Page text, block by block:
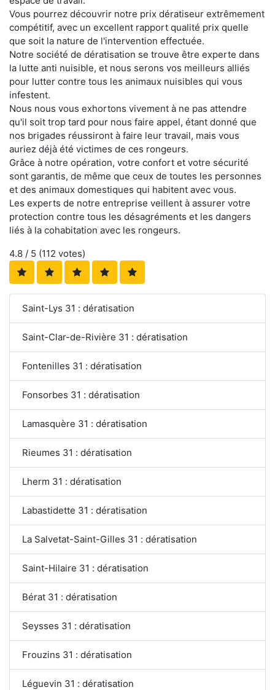
Vous pourrez découvrir notre prix dératiseur extrêmement
compétitif, avec un excellent rapport qualité prix quelle
que soit la nature de l'intervention effectuée.
Notre société de dératisation se trouve être experte dans
la lutte anti nuisible, et nous serons vos meilleurs alliés
pour lutter contre tous les animaux nuisibles qui vous
infestent.
Nous nous vous exhortons vivement à ne pas attendre
qu'il soit trop tard pour nous faire appel, étant donné que
nos brigades réussiront à faire leur travail, mais vous
auriez déjà été victimes de ces rongeurs.
Grâce à notre opération, votre confort et votre sécurité
sont garantis, de même que ceux de toutes les personnes
et des animaux domestiques qui habitent avec vous.
Les experts de notre entreprise veillent à assurer votre
protection contre tous les désagréments et les dangers
liés à la cohabitation avec les rongeurs.
4.8 / 5 (112 votes)
Saint-Lys 31 : dératisation
Saint-Clar-de-Rivière 31 : dératisation
Fontenilles 31 : dératisation
Fonsorbes 31 : dératisation
Lamasquère 31 : dératisation
Rieumes 31 : dératisation
Lherm 31 : dératisation
Labastidette 31 : dératisation
La Salvetat-Saint-Gilles 31 : dératisation
Saint-Hilaire 31 : dératisation
Bérat 31 : dératisation
Seysses 31 : dératisation
Frouzins 31 : dératisation
Léguevin 31 : dératisation